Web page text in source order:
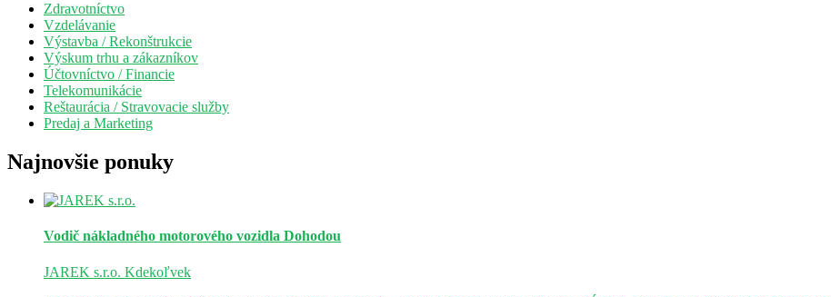
Zdravotníctvo
Vzdelávanie
Výstavba / Rekonštrukcie
Výskum trhu a zákazníkov
Účtovníctvo / Financie
Telekomunikácie
Reštaurácia / Stravovacie služby
Predaj a Marketing
Najnovšie ponuky
Vodič nákladného motorového vozidla Dohodou
JAREK s.r.o. Kdekoľvek